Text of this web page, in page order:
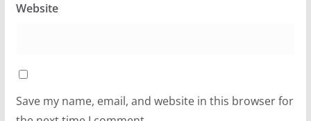
Website
Save my name, email, and website in this browser for